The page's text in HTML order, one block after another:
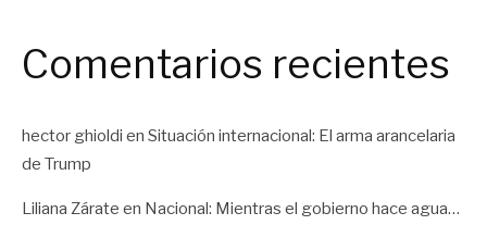
Comentarios recientes
hector ghioldi en Situación internacional: El arma arancelaria
de Trump
Liliana Zárate en Nacional: Mientras el gobierno hace agua…